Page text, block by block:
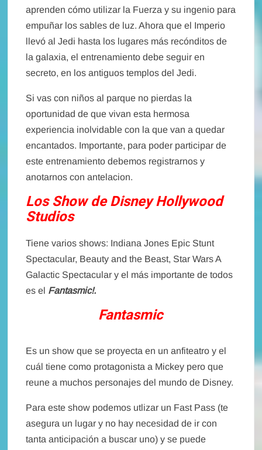
aprenden cómo utilizar la Fuerza y su ingenio para
empuñar los sables de luz. Ahora que el Imperio
llevó al Jedi hasta los lugares más recónditos de
la galaxia, el entrenamiento debe seguir en
secreto, en los antiguos templos del Jedi.
Si vas con niños al parque no pierdas la
oportunidad de que vivan esta hermosa
experiencia inolvidable con la que van a quedar
encantados. Importante, para poder participar de
este entrenamiento debemos registrarnos y
anotarnos con antelacion.
Los Show de Disney Hollywood
Studios
Tiene varios shows: Indiana Jones Epic Stunt
Spectacular, Beauty and the Beast, Star Wars A
Galactic Spectacular y el más importante de todos
es el Fantasmic!.
Fantasmic
Es un show que se proyecta en un anfiteatro y el
cuál tiene como protagonista a Mickey pero que
reune a muchos personajes del mundo de Disney.
Para este show podemos utlizar un Fast Pass (te
asegura un lugar y no hay necesidad de ir con
tanta anticipación a buscar uno) y se puede